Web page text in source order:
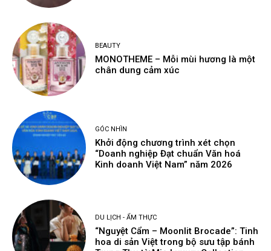
BEAUTY
MONOTHEME – Mỗi mùi hương là một
chân dung cảm xúc
GÓC NHÌN
Khởi động chương trình xét chọn
“Doanh nghiệp Đạt chuẩn Văn hoá
Kinh doanh Việt Nam” năm 2026
DU LỊCH - ẨM THỰC
“Nguyệt Cẩm – Moonlit Brocade”: Tinh
hoa di sản Việt trong bộ sưu tập bánh